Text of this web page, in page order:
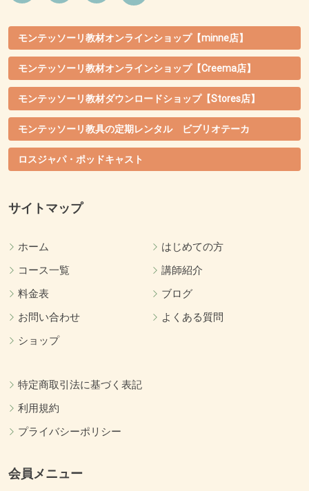
モンテッソーリ教材オンラインショップ【minne店】
モンテッソーリ教材オンラインショップ【Creema店】
モンテッソーリ教材ダウンロードショップ【Stores店】
モンテッソーリ教具の定期レンタル ビブリオテーカ
ロスジャパ・ポッドキャスト
サイトマップ
ホーム
はじめての方
コース一覧
講師紹介
料金表
ブログ
お問い合わせ
よくある質問
ショップ
特定商取引法に基づく表記
利用規約
プライバシーポリシー
会員メニュー